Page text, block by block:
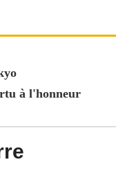
à l'honneur